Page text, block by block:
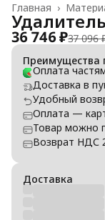
Главная ›
36 746 ₽37 096
Преимущества
Оплата
Доставка в
Удобный
Оплата —
Товар можно
Возврат НДС
Доставка